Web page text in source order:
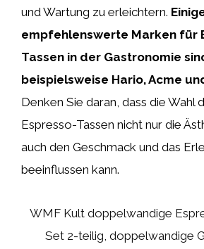
und Wartung zu erleichtern.
empfehlenswerte Marken für
Tassen in der Gastronomie
beispielsweise Hario, Acme
Denken Sie daran, dass die Wahl
Espresso-Tassen nicht nur die
auch den Geschmack und das
beeinflussen kann.
WMF Kult doppelwandige
Set 2-teilig, doppelwandige